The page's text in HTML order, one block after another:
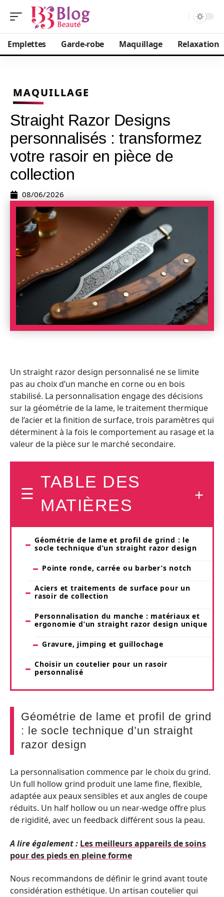
Emplettes Garde-robe Maquillage Relaxation
MAQUILLAGE
Straight Razor Designs
personnalisés : transformez
votre rasoir en pièce de
collection
08/06/2026
Un straight razor design personnalisé ne se limite
pas au choix d’un manche en corne ou en bois
stabilisé. La personnalisation engage des décisions
sur la géométrie de la lame, le traitement thermique
de l’acier et la finition de surface, trois paramètres qui
déterminent à la fois le comportement au rasage et la
valeur de la pièce sur le marché secondaire.
TABLE DES
MATIÈRES
Géométrie de lame et profil de grind : le
socle technique d’un straight razor design
Pointe ronde, carrée ou barber’s notch
Aciers et traitements de surface pour un
rasoir de collection
Personnalisation du manche : matériaux et
ergonomie d’un straight razor design unique
Gravure, jimping et guillochage
Choisir un coutelier pour un rasoir
personnalisé
Géométrie de lame et profil de grind
: le socle technique d’un straight
razor design
La personnalisation commence par le choix du grind.
Un full hollow grind produit une lame fine, flexible,
adaptée aux peaux sensibles et aux angles de coupe
réduits. Un half hollow ou un near-wedge offre plus
de rigidité, avec un feedback différent sous la peau.
A lire également : Les meilleurs appareils de soins
pour des pieds en pleine forme
Nous recommandons de définir le grind avant toute
considération esthétique. Un artisan coutelier qui